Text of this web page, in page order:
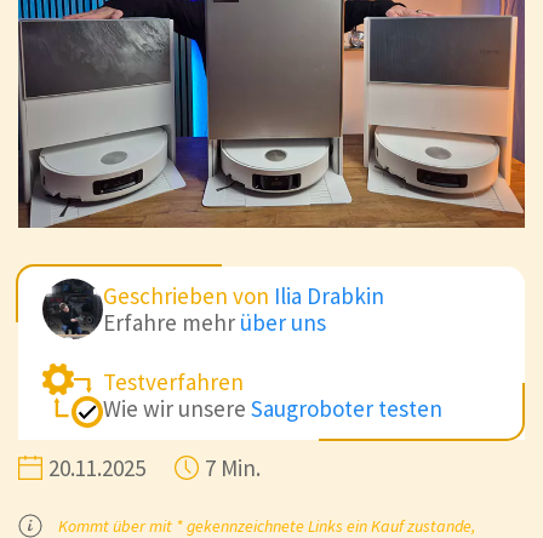
Geschrieben von Ilia Drabkin
Erfahre mehr über uns
Testverfahren
Wie wir unsere Saugroboter testen
20.11.2025 7 Min.
Kommt über mit * gekennzeichnete Links ein Kauf zustande,